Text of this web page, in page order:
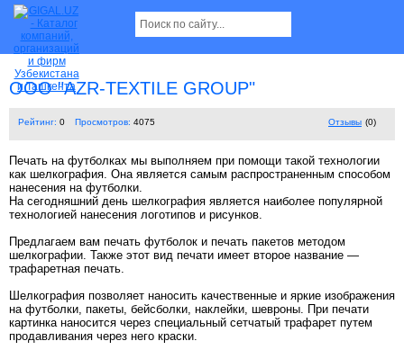
ООО "AZR-TEXTILE GROUP"
Рейтинг: 0 Просмотров: 4075 Отзывы (0)
Печать на футболках мы выполняем при помощи такой технологии
как шелкография. Она является самым распространенным способом
нанесения на футболки.
На сегодняшний день шелкография является наиболее популярной
технологией нанесения логотипов и рисунков.
Предлагаем вам печать футболок и печать пакетов методом
шелкографии. Также этот вид печати имеет второе название —
трафаретная печать.
Шелкография позволяет наносить качественные и яркие изображения
на футболки, пакеты, бейсболки, наклейки, шевроны. При печати
картинка наносится через специальный сетчатый трафарет путем
продавливания через него краски.